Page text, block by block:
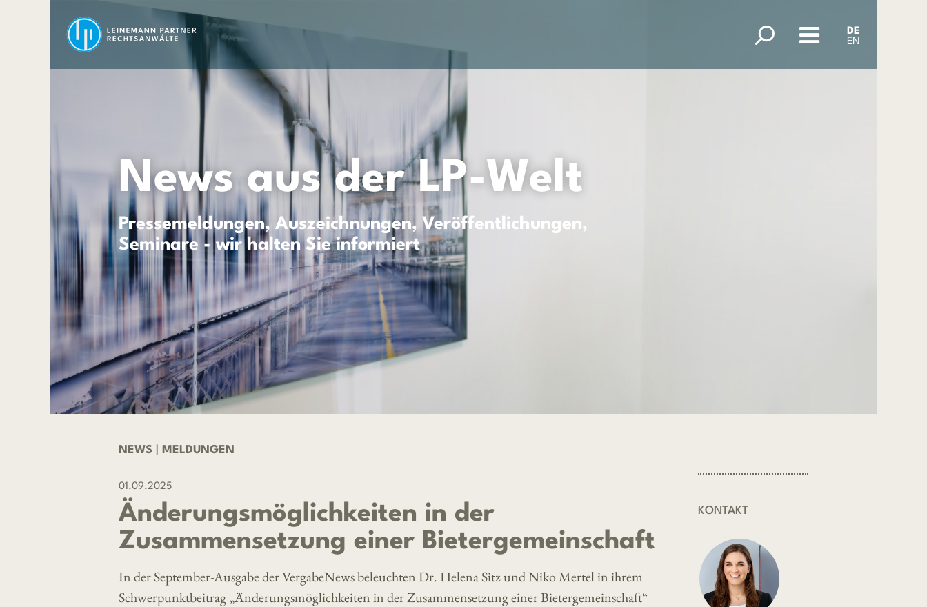
DE
EN
News aus der LP-Welt
Pressemeldungen, Auszeichnungen, Veröffentlichungen,
Seminare - wir halten Sie informiert
NEWS MELDUNGEN
01.09.2025
Änderungsmöglichkeiten in der
Zusammensetzung einer Bietergemeinschaft
In der September-Ausgabe der VergabeNews beleuchten Dr. Helena Sitz und Niko Mertel in ihrem
Schwerpunktbeitrag „Änderungsmöglichkeiten in der Zusammensetzung einer Bietergemeinschaft“
KONTAKT